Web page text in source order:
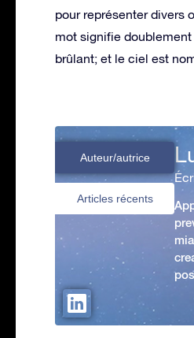
pour représenter divers
mot signifie
brûlant; et le ciel est
Auteur/autrice
Articles récents